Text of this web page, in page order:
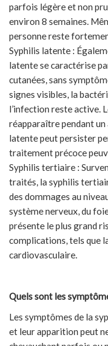
parfois légère et non
environ 8 semaines.
personne reste
Syphilis latente :
latente se caractérise
cutanées, sans
signes visibles, la
l’infection reste active.
réapparaître pendant un
latente peut persister
traitement précoce
Syphilis tertiaire :
traités, la syphilis
des dommages au
système nerveux, du
présente le plus grand
complications, tels que
cardiovasculaire.
Quels sont les
Les symptômes de la
et leur apparition peut